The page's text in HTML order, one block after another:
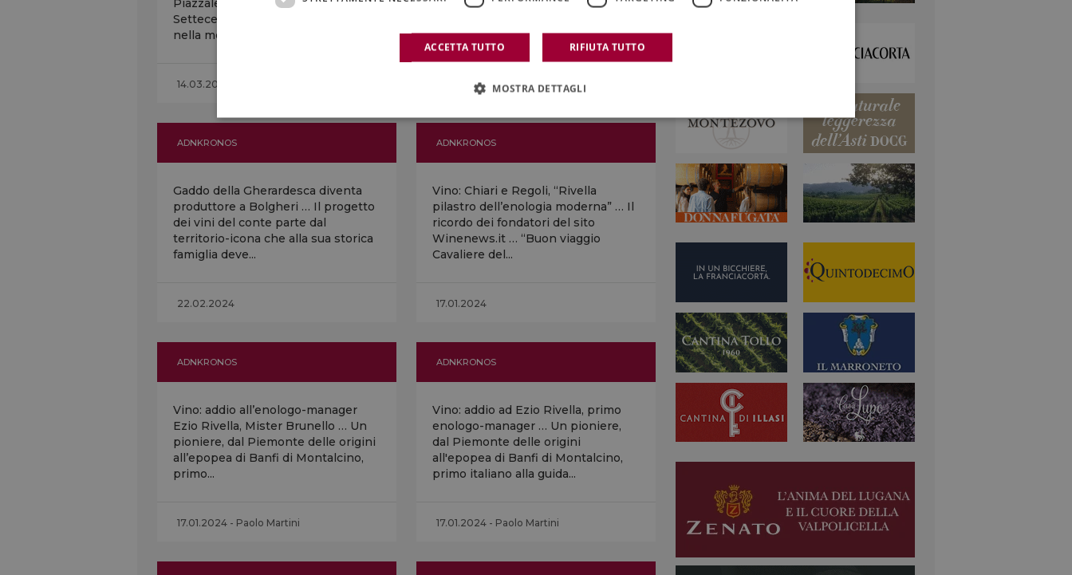
Piazzale Michelangelo …
Settecento barbatelle a dimora
nella meravigliosa collina che...
14.03.2024
Frenano Stati Uniti e Canada, balzo
Unito e Francia,...
12.03.2024
ADNKRONOS
Gaddo della Gherardesca diventa
produttore a Bolgheri … Il progetto
dei vini del conte parte dal
territorio-icona che alla sua storica
famiglia deve...
22.02.2024
ADNKRONOS
Vino: Chiari e Regoli, “Rivella
pilastro dell’enologia moderna” … Il
ricordo dei fondatori del sito
Winenews.it … “Buon viaggio
Cavaliere del...
17.01.2024
ADNKRONOS
Vino: addio all’enologo-manager
Ezio Rivella, Mister Brunello … Un
pioniere, dal Piemonte delle origini
all’epopea di Banfi di Montalcino,
primo...
17.01.2024 - Paolo Martini
ADNKRONOS
Vino: addio ad Ezio Rivella, primo
enologo-manager … Un pioniere,
dal Piemonte delle origini
all'epopea di Banfi di Montalcino,
primo italiano alla guida...
17.01.2024 - Paolo Martini
ACCETTA TUTTO RIFIUTA TUTTO
MOSTRA DETTAGLI